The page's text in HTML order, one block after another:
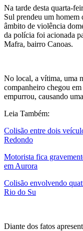
Na tarde desta quarta-
Sul prendeu um homem
âmbito de violência
da polícia foi acionada
Mafra, bairro Canoas.
No local, a vítima, uma
companheiro chegou em
empurrou, causando
Leia Também:
Colisão entre dois
Redondo
Motorista fica
em Aurora
Colisão envolvendo
Rio do Su
Diante dos fatos